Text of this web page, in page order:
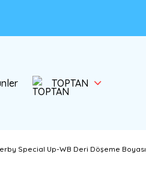
TOPTAN
Special Up-WB Deri Döşeme Boyası